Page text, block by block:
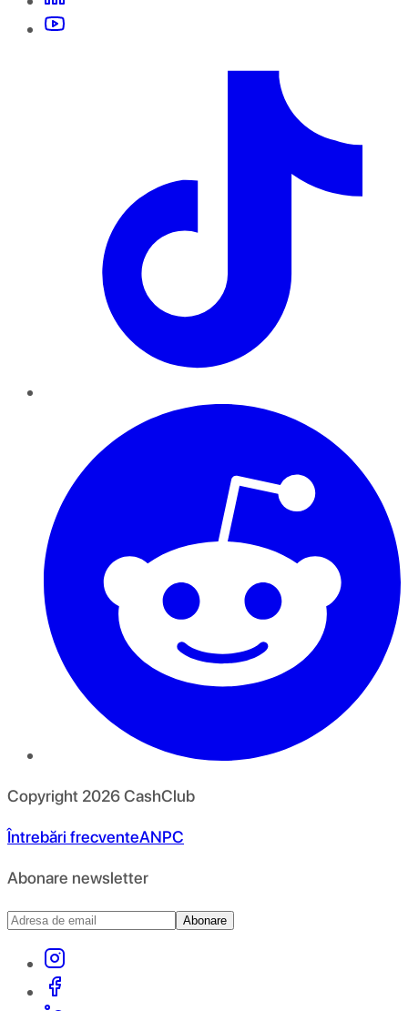
Copyright 2026CashClub
Întrebări frecventeANPC
Abonare newsletter
Abonare